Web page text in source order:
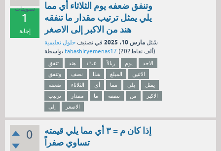
تصويتات
1
إجابة
وتنفق ضعفه يوم الثلاثاء أي مما
يلي يمثل ترتيب مقدار ما تنفقه
هند من الاكبر إلى الاصغر
سُئل مارس 10، 2025 في تصنيف حلول تعليمية
tabashiryemenas17 ( 202ألف نقاط)
تنفق هند ١٦،٥ ريالاً يوم
الاحد
وتنفق
نصف هذا المبلغ
الاثنين
ضعفه
الثلاثاء أي مما يلي
يمثل
ترتيب
مقدار ما تنفقه من
الاكبر
إلى
الاصغر
0
إذا كان م = ٣ أي مما يلي قيمته
تساوي صفراً